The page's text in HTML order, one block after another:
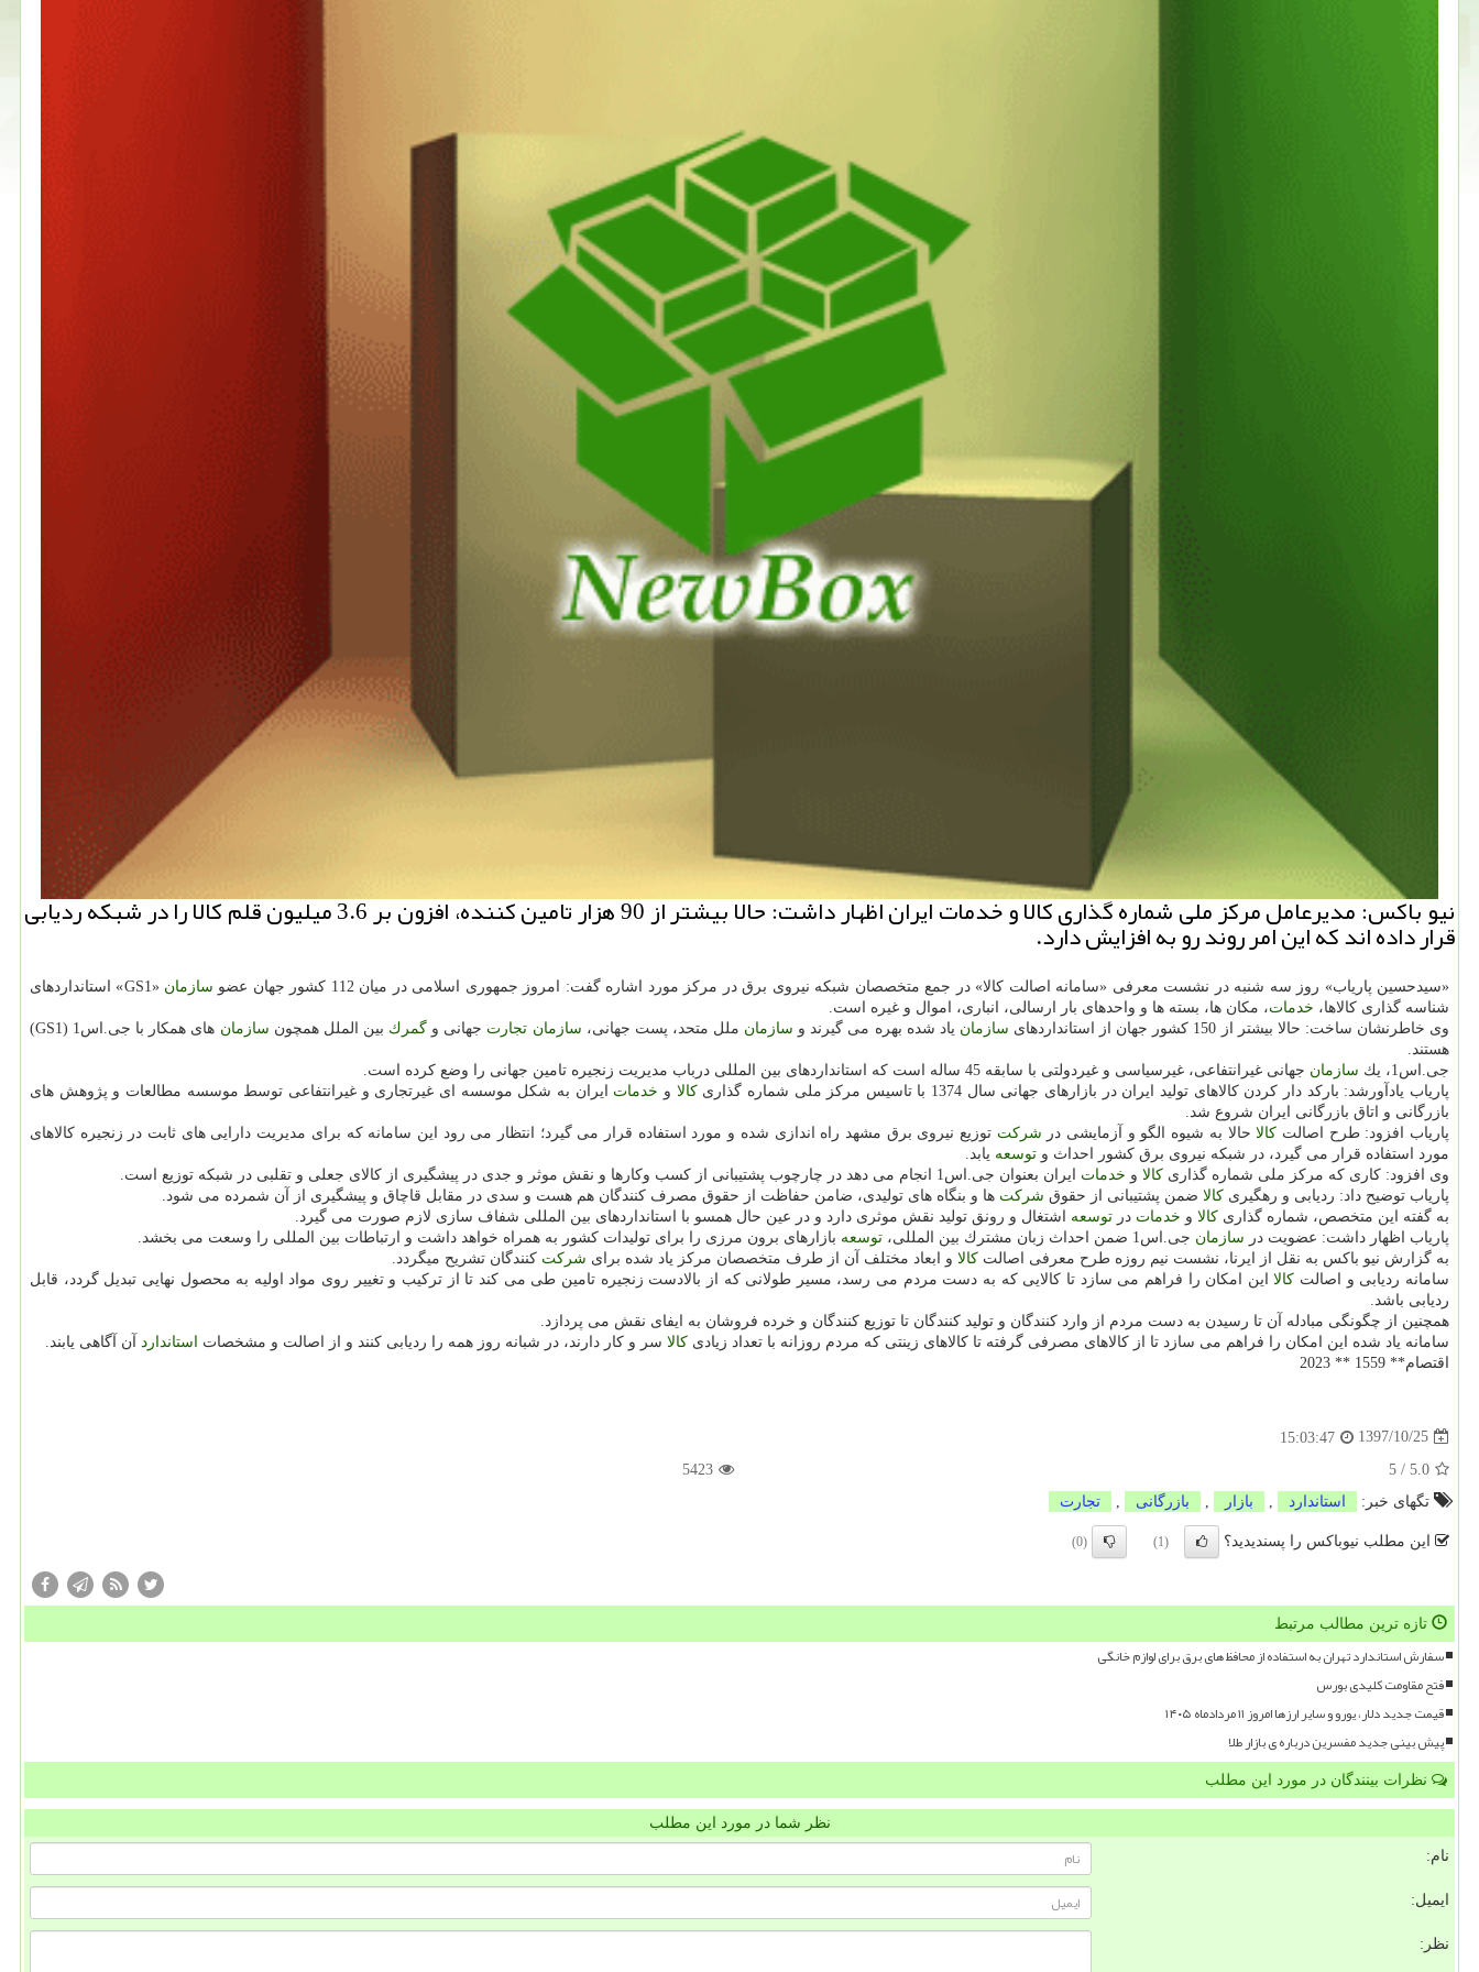
نیو باكس: مدیرعامل مركز ملی شماره گذاری كالا و خدمات ایران اظهار داشت: حالا بیشتر از 90 هزار تامین كننده، افزون بر 3.6 میلیون قلم كالا را در شبكه ردیابی
قرار داده اند كه این امر روند رو به افزایش دارد.
«سیدحسین پاریاب» روز سه شنبه در نشست معرفی «سامانه اصالت كالا» در جمع متخصصان شبكه نیروی برق در مركز مورد اشاره گفت: امروز جمهوری اسلامی در میان 112 كشور جهان عضو سازمان
«GS1» استانداردهای
شناسه گذاری كالاها، خدمات، مكان ها، بسته ها و واحدهای بار ارسالی، انباری، اموال و غیره است.
وی خاطرنشان ساخت: حالا بیشتر از 150 كشور جهان از استانداردهای
سازمان یاد شده بهره می گیرند و سازمان ملل متحد، پست جهانی، سازمان تجارت جهانی و گمرك بین الملل همچون سازمان
های همكار با جی.اس1 (GS1)
هستند.
جی.اس1، یك
سازمان جهانی غیرانتفاعی، غیرسیاسی و غیردولتی با سابقه 45 ساله است كه استانداردهای بین المللی درباب مدیریت زنجیره تامین جهانی را وضع كرده است.
پاریاب یادآورشد: باركد دار كردن كالاهای تولید ایران در بازارهای جهانی سال 1374 با تاسیس مركز ملی شماره گذاری
كالا و خدمات ایران به شكل موسسه ای غیرتجاری و غیرانتفاعی توسط موسسه مطالعات و پژوهش های
بازرگانی و اتاق بازرگانی ایران شروع شد.
پاریاب افزود: طرح اصالت كالاحالا به شیوه الگو و آزمایشی در شركت توزیع نیروی برق مشهد راه اندازی شده و مورد استفاده قرار می گیرد؛ انتظار می رود این سامانه كه برای مدیریت دارایی های ثابت در زنجیره كالاهای
مورد استفاده قرار می گیرد، در شبكه نیروی برق كشور احداث و توسعه یابد.
وی افزود: كاری كه مركز ملی شماره گذاری كالا و خدمات ایران بعنوان جی.اس1 انجام می دهد در چارچوب پشتیبانی از كسب وكارها و نقش موثر و جدی در پیشگیری از كالای جعلی و تقلبی در شبكه توزیع است.
پاریاب توضیح داد: ردیابی و رهگیری كالا ضمن پشتیبانی از حقوق شركت ها و بنگاه های تولیدی، ضامن حفاظت از حقوق مصرف كنندگان هم هست و سدی در مقابل قاچاق و پیشگیری از آن شمرده می شود.
به گفته این متخصص، شماره گذاری كالا و خدمات در توسعه اشتغال و رونق تولید نقش موثری دارد و در عین حال همسو با استانداردهای بین المللی شفاف سازی لازم صورت می گیرد.
پاریاب اظهار داشت: عضویت در سازمان جی.اس1 ضمن احداث زبان مشترك بین المللی، توسعه بازارهای برون مرزی را برای تولیدات كشور به همراه خواهد داشت و ارتباطات بین المللی را وسعت می بخشد.
به گزارش نیو باكس به نقل از ایرنا، نشست نیم روزه طرح معرفی اصالت كالا و ابعاد مختلف آن از طرف متخصصان مركز یاد شده برای شركت كنندگان تشریح میگردد.
سامانه ردیابی و اصالت كالااین امكان را فراهم می سازد تا كالایی كه به دست مردم می رسد، مسیر طولانی كه از بالادست زنجیره تامین طی می كند تا از تركیب و تغییر روی مواد اولیه به محصول نهایی تبدیل گردد، قابل
ردیابی باشد.
همچنین از چگونگی مبادله آن تا رسیدن به دست مردم از وارد كنندگان و تولید كنندگان تا توزیع كنندگان و خرده فروشان به ایفای نقش می پردازد.
سامانه یاد شده این امكان را فراهم می سازد تا از كالاهای مصرفی گرفته تا كالاهای زینتی كه مردم روزانه با تعداد زیادی كالا سر و كار دارند، در شبانه روز همه را ردیابی كنند و از اصالت و مشخصات استاندارد آن آگاهی یابند.
اقتصام** 1559 ** 2023
1397/10/25
15:03:47
5.0
/
5
5423
تگهای خبر:
استاندارد بازار بازرگانی تجارت
این مطلب نیوباکس را پسندیدید؟ (1)
(0)
تازه ترین مطالب مرتبط
سفارش استاندارد تهران به استفاده از محافظ های برق برای لوازم خانگی
فتح مقاومت کلیدی بورس
قیمت جدید دلار، یورو و سایر ارزها امروز ۱۱ مردادماه ۱۴۰۵
پیش بینی جدید مفسرین درباره ی بازار طلا
نظرات بینندگان در مورد این مطلب
نظر شما در مورد این مطلب
نام:
ایمیل:
نظر: